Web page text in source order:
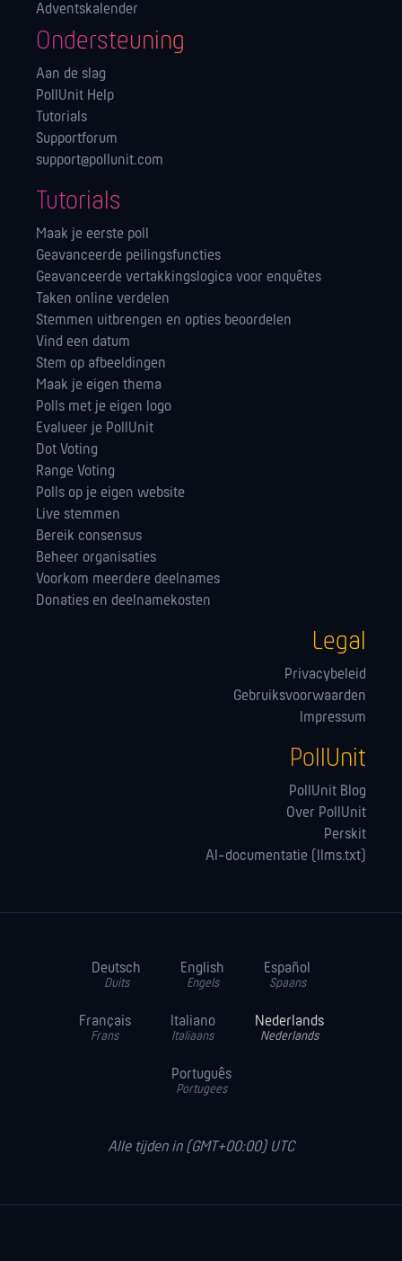
Adventskalender
Ondersteuning
Aan de slag
PollUnit Help
Tutorials
Supportforum
support@pollunit.com
Tutorials
Maak je eerste poll
Geavanceerde peilingsfuncties
Geavanceerde vertakkingslogica voor enquêtes
Taken online verdelen
Stemmen uitbrengen en opties beoordelen
Vind een datum
Stem op afbeeldingen
Maak je eigen thema
Polls met je eigen logo
Evalueer je PollUnit
Dot Voting
Range Voting
Polls op je eigen website
Live stemmen
Bereik consensus
Beheer organisaties
Voorkom meerdere deelnames
Donaties en deelnamekosten
Legal
Privacybeleid
Gebruiksvoorwaarden
Impressum
PollUnit
PollUnit Blog
Over PollUnit
Perskit
AI-documentatie (llms.txt)
Deutsch
Duits
English
Engels
Español
Spaans
Français
Frans
Italiano
Italiaans
Nederlands
Nederlands
Português
Portugees
Alle tijden in (GMT+00:00) UTC